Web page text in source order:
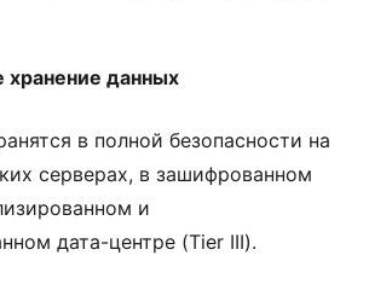
хранение данных
в полной безопасности на
серверах, в зашифрованном
и
дата-центре (Tier III).